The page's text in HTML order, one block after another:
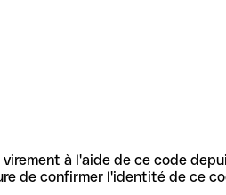
à l'aide de ce code
de confirmer l'identité de ce